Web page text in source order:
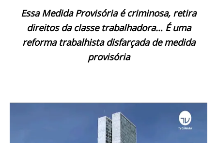
Essa Medida Provisória é criminosa, retira
direitos da classe trabalhadora… É uma
reforma trabalhista disfarçada de medida
provisória